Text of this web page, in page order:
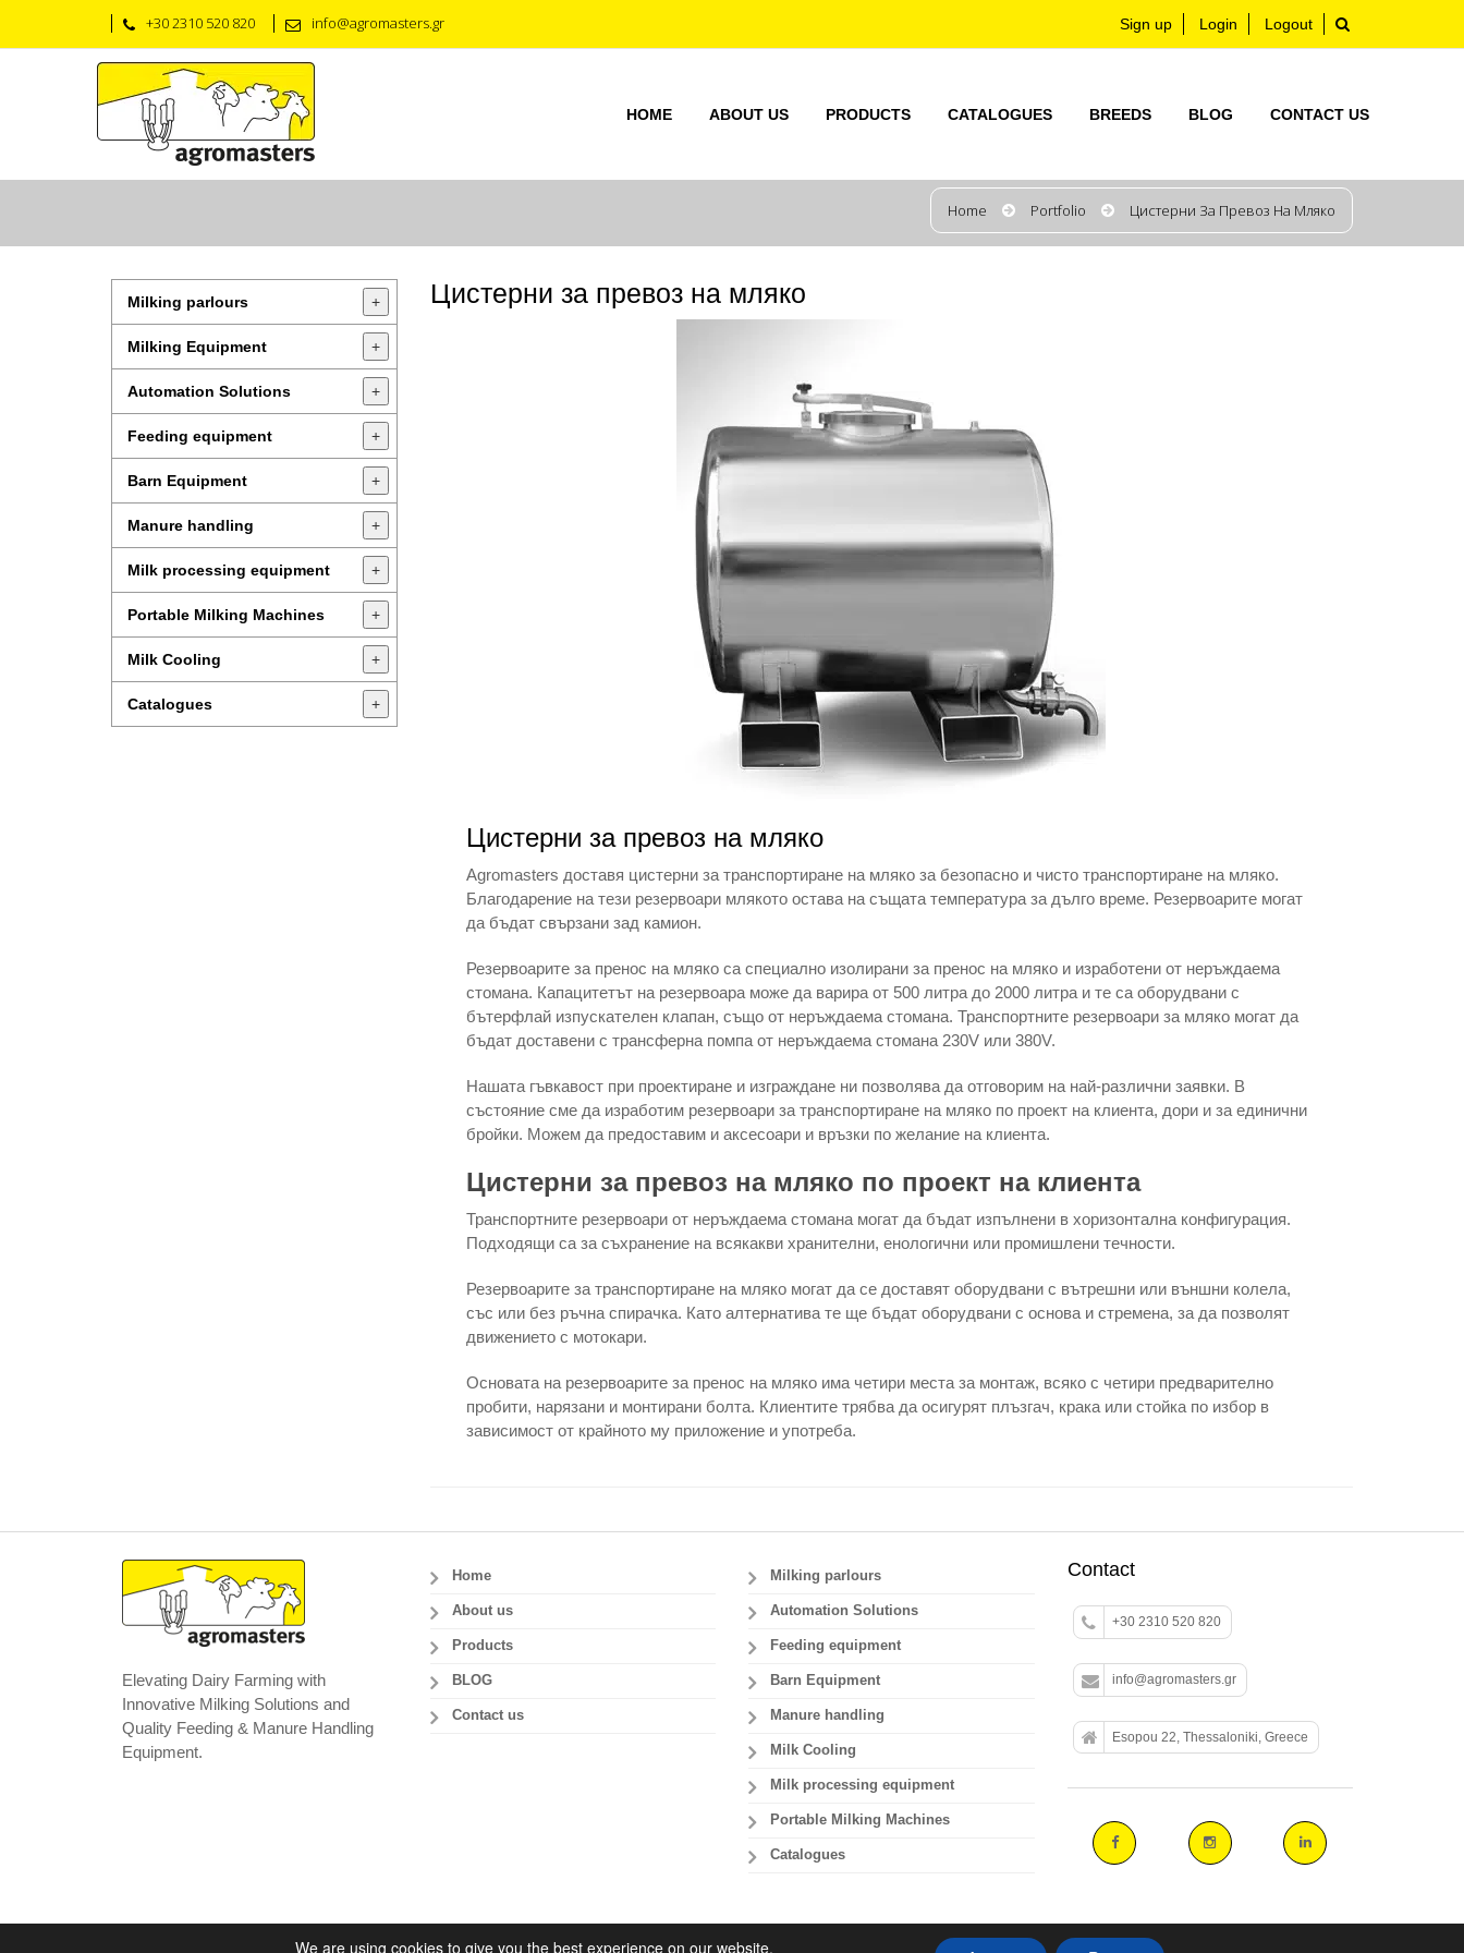
+30 2310 520 820 info@agromasters.gr Sign up Login Logout
HOME ABOUT US PRODUCTS CATALOGUES BREEDS BLOG CONTACT US
Home Portfolio Цистерни За Превоз На Мляко
Milking parlours +
Milking Equipment +
Automation Solutions +
Feeding equipment +
Barn Equipment +
Manure handling +
Milk processing equipment +
Portable Milking Machines +
Milk Cooling +
Catalogues +
Цистерни за превоз на мляко
Цистерни за превоз на мляко
Agromasters доставя цистерни за транспортиране на мляко за безопасно и чисто транспортиране на мляко.
Благодарение на тези резервоари млякото остава на същата температура за дълго време. Резервоарите могат
да бъдат свързани зад камион.
Резервоарите за пренос на мляко са специално изолирани за пренос на мляко и изработени от неръждаема
стомана. Капацитетът на резервоара може да варира от 500 литра до 2000 литра и те са оборудвани с
бътерфлай изпускателен клапан, също от неръждаема стомана. Транспортните резервоари за мляко могат да
бъдат доставени с трансферна помпа от неръждаема стомана 230V или 380V.
Нашата гъвкавост при проектиране и изграждане ни позволява да отговорим на най-различни заявки. В
състояние сме да изработим резервоари за транспортиране на мляко по проект на клиента, дори и за единични
бройки. Можем да предоставим и аксесоари и връзки по желание на клиента.
Цистерни за превоз на мляко по проект на клиента
Транспортните резервоари от неръждаема стомана могат да бъдат изпълнени в хоризонтална конфигурация.
Подходящи са за съхранение на всякакви хранителни, енологични или промишлени течности.
Резервоарите за транспортиране на мляко могат да се доставят оборудвани с вътрешни или външни колела,
със или без ръчна спирачка. Като алтернатива те ще бъдат оборудвани с основа и стремена, за да позволят
движението с мотокари.
Основата на резервоарите за пренос на мляко има четири места за монтаж, всяко с четири предварително
пробити, нарязани и монтирани болта. Клиентите трябва да осигурят плъзгач, крака или стойка по избор в
зависимост от крайното му приложение и употреба.
Elevating Dairy Farming with
Innovative Milking Solutions and
Quality Feeding & Manure Handling
Equipment.
Home
About us
Products
BLOG
Contact us
Milking parlours
Automation Solutions
Feeding equipment
Barn Equipment
Manure handling
Milk Cooling
Milk processing equipment
Portable Milking Machines
Catalogues
Contact
+30 2310 520 820
info@agromasters.gr
Esopou 22, Thessaloniki, Greece
We are using cookies to give you the best experience on our website.